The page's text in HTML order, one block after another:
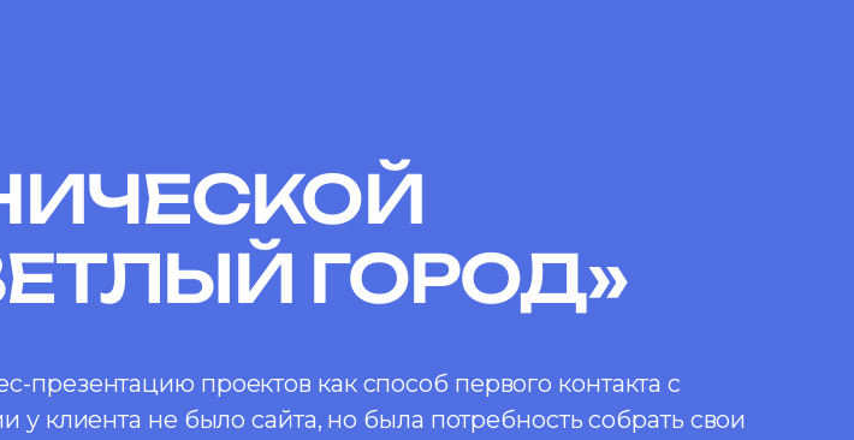
ГОРОД»
проектов как способ первого контакта с
клиента не было сайта, но была потребность собрать свои